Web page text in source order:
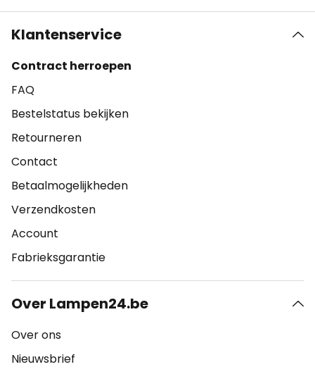
Klantenservice
Contract herroepen
FAQ
Bestelstatus bekijken
Retourneren
Contact
Betaalmogelijkheden
Verzendkosten
Account
Fabrieksgarantie
Over Lampen24.be
Over ons
Nieuwsbrief